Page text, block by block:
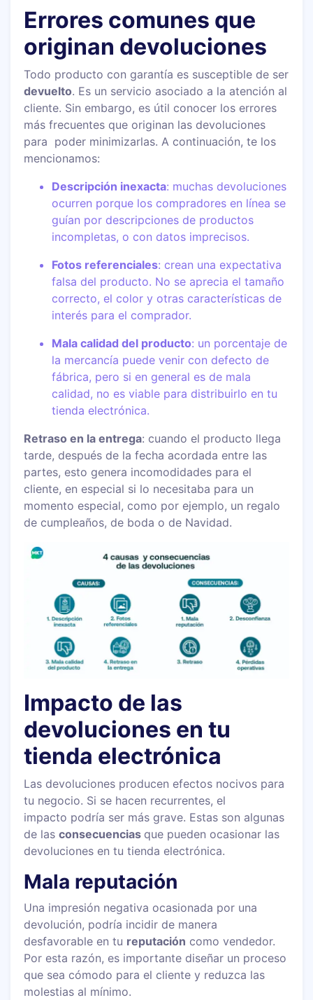
Errores comunes que
originan devoluciones
Todo producto con garantía es susceptible de ser
devuelto. Es un servicio asociado a la atención al
cliente. Sin embargo, es útil conocer los errores
más frecuentes que originan las devoluciones
para poder minimizarlas. A continuación, te los
mencionamos:
Descripción inexacta: muchas devoluciones
ocurren porque los compradores en línea se
guían por descripciones de productos
incompletas, o con datos imprecisos.
Fotos referenciales: crean una expectativa
falsa del producto. No se aprecia el tamaño
correcto, el color y otras características de
interés para el comprador.
Mala calidad del producto: un porcentaje de
la mercancía puede venir con defecto de
fábrica, pero si en general es de mala
calidad, no es viable para distribuirlo en tu
tienda electrónica.
Retraso en la entrega: cuando el producto llega
tarde, después de la fecha acordada entre las
partes, esto genera incomodidades para el
cliente, en especial si lo necesitaba para un
momento especial, como por ejemplo, un regalo
de cumpleaños, de boda o de Navidad.
Impacto de las
devoluciones en tu
tienda electrónica
Las devoluciones producen efectos nocivos para
tu negocio. Si se hacen recurrentes, el
impacto podría ser más grave. Estas son algunas
de lasconsecuencias que pueden ocasionar las
devoluciones en tu tienda electrónica.
Mala reputación
Una impresión negativa ocasionada por una
devolución, podría incidir de manera
desfavorable en tu reputación como vendedor.
Por esta razón, es importante diseñar un proceso
que sea cómodo para el cliente y reduzca las
molestias al mínimo.